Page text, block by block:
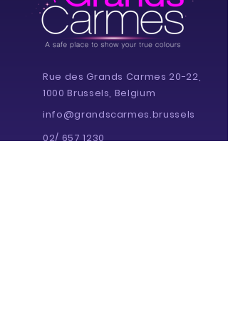
Rue des Grands Carmes 20-22,
1000 Brussels, Belgium
info@grandscarmes.brussels
02/ 657 1230